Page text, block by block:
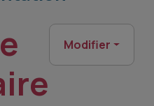
Modifier